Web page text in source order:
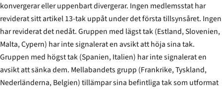
konvergerar eller uppenbart divergerar. Ingen medlemsstat har
reviderat sitt artikel 13-tak uppåt under det första tillsynsåret. Ingen
har reviderat det nedåt. Gruppen med lägst tak (Estland, Slovenien,
Malta, Cypern) har inte signalerat en avsikt att höja sina tak.
Gruppen med högst tak (Spanien, Italien) har inte signalerat en
avsikt att sänka dem. Mellabandets grupp (Frankrike, Tyskland,
Nederländerna, Belgien) tillämpar sina befintliga tak som utformat